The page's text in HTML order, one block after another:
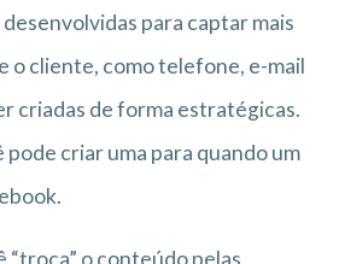
desenvolvidas para captar mais
o cliente, como telefone, e-mail
criadas de forma estratégicas.
pode criar uma para quando um
“troca” o conteúdo pelas